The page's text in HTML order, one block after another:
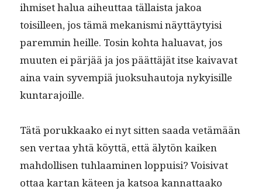
ihmiset halua aiheut­taa täl­laista jakoa
toisilleen, jos tämä mekanis­mi näyt­täy­ty­isi
parem­min heille. Tosin koh­ta halu­a­vat, jos
muuten ei pär­jää ja jos päät­täjät itse kaiva­vat
aina vain syvem­piä juok­suhau­to­ja nyky­isille
kuntarajoille.
Tätä porukkaako ei nyt sit­ten saa­da vetämään
sen ver­taa yhtä köyt­tä, että älytön kaiken
mah­dol­lisen tuh­laami­nen lop­puisi? Voisi­vat
ottaa kar­tan käteen ja kat­soa kan­nat­taako